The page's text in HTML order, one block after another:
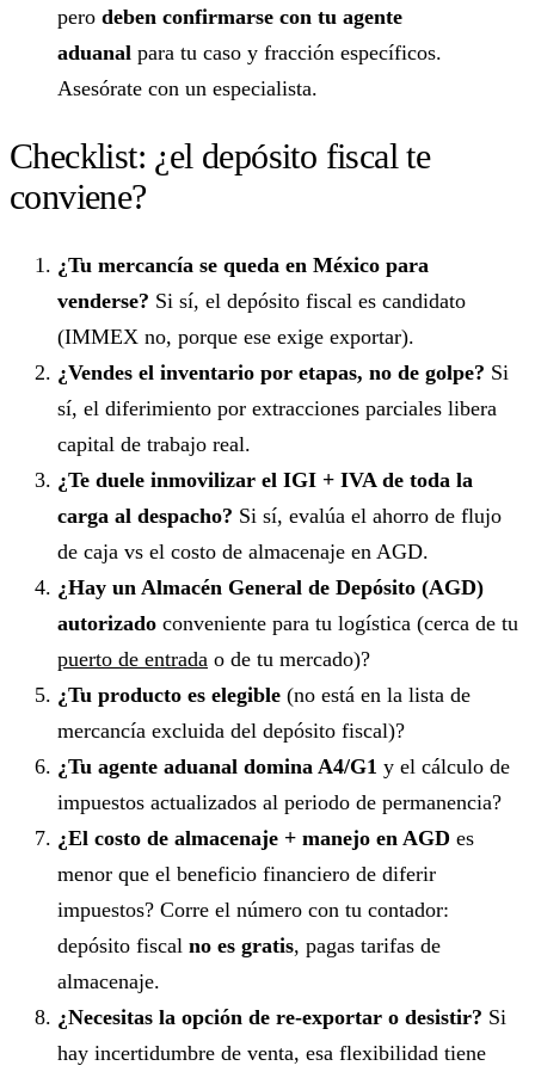
pero deben confirmarse con tu agente
aduanal para tu caso y fracción específicos.
Asesórate con un especialista.
Checklist: ¿el depósito fiscal te
conviene?
¿Tu mercancía se queda en México para
venderse? Si sí, el depósito fiscal es candidato
(IMMEX no, porque ese exige exportar).
¿Vendes el inventario por etapas, no de golpe? Si
sí, el diferimiento por extracciones parciales libera
capital de trabajo real.
¿Te duele inmovilizar el IGI + IVA de toda la
carga al despacho? Si sí, evalúa el ahorro de flujo
de caja vs el costo de almacenaje en AGD.
¿Hay un Almacén General de Depósito (AGD)
autorizado conveniente para tu logística (cerca de tu
puerto de entrada o de tu mercado)?
¿Tu producto es elegible (no está en la lista de
mercancía excluida del depósito fiscal)?
¿Tu agente aduanal domina A4/G1 y el cálculo de
impuestos actualizados al periodo de permanencia?
¿El costo de almacenaje + manejo en AGD es
menor que el beneficio financiero de diferir
impuestos? Corre el número con tu contador:
depósito fiscal no es gratis, pagas tarifas de
almacenaje.
¿Necesitas la opción de re-exportar o desistir? Si
hay incertidumbre de venta, esa flexibilidad tiene